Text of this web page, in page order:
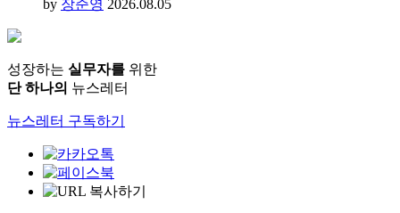
by 장준영 2026.08.05
성장하는 실무자를 위한
단 하나의 뉴스레터
뉴스레터 구독하기